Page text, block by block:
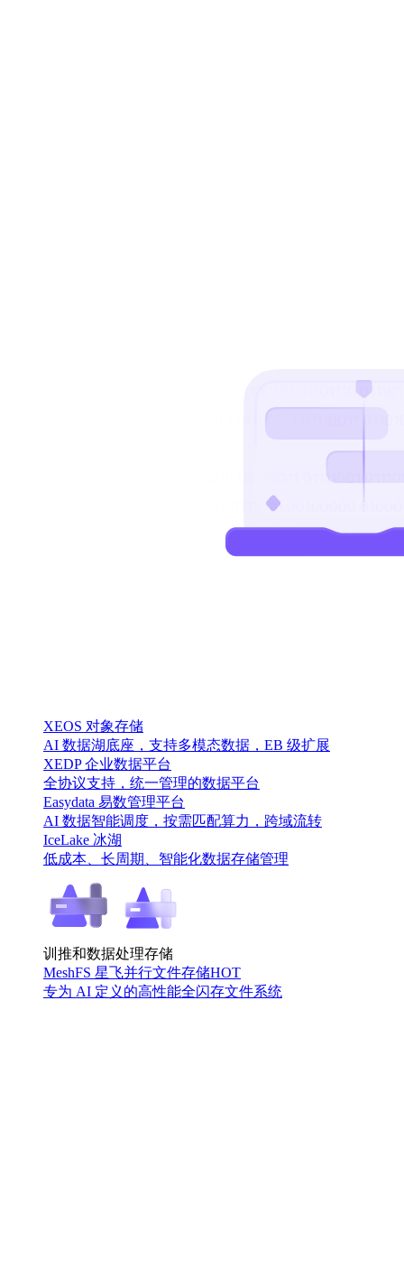
XEOS 对象存储
AI 数据湖底座，支持多模态数据，EB 级扩展
XEDP 企业数据平台
全协议支持，统一管理的数据平台
Easydata 易数管理平台
AI 数据智能调度，按需匹配算力，跨域流转
IceLake 冰湖
低成本、长周期、智能化数据存储管理
训推和数据处理存储
MeshFS 星飞并行文件存储HOT
专为 AI 定义的高性能全闪存文件系统